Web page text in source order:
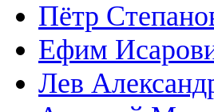
Пётр
Ефим
Лев